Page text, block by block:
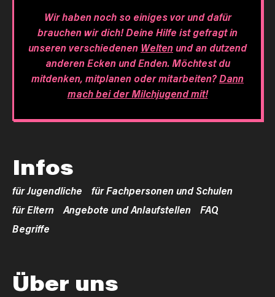
Wir haben noch so einiges vor und dafür
brauchen wir dich! Deine Hilfe ist gefragt in
unseren verschiedenen Weltenund an dutzend
anderen Ecken und Enden. Möchtest du
mitdenken, mitplanen oder mitarbeiten?Dann
mach bei der Milchjugend mit!
Infos
für Jugendliche
für Fachpersonen und Schulen
für Eltern
Angebote und Anlaufstellen
FAQ
Begriffe
Über uns